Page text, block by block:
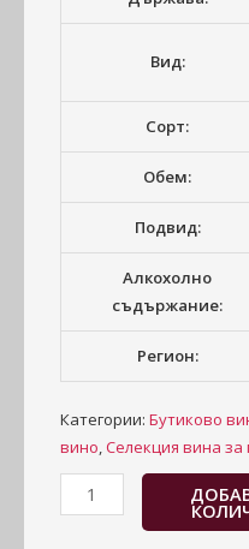
Вид:
Сорт:
Обем:
Подвид:
Алкохолно
съдържание:
Регион:
Категории: Бутиково
вино,Селекция вина